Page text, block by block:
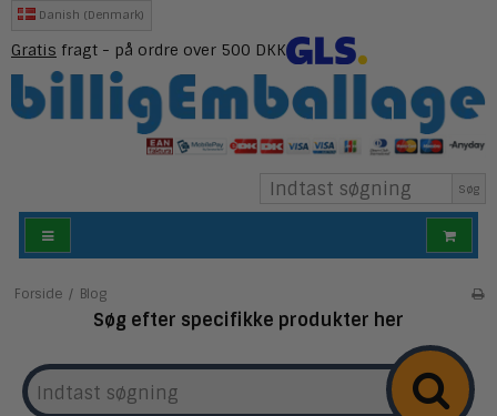
Danish (Denmark)
Gratis fragt - på ordre over 500 DKK
Søg
Forside / Blog
Søg efter specifikke produkter her